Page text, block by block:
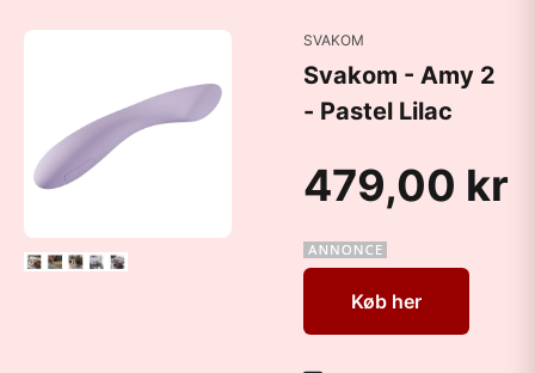
SVAKOM
Svakom - Amy 2
- Pastel Lilac
479,00 kr
Køb her